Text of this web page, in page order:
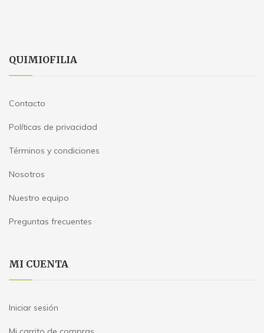
QUIMIOFILIA
Contacto
Políticas de privacidad
Términos y condiciones
Nosotros
Nuestro equipo
Preguntas frecuentes
MI CUENTA
Iniciar sesión